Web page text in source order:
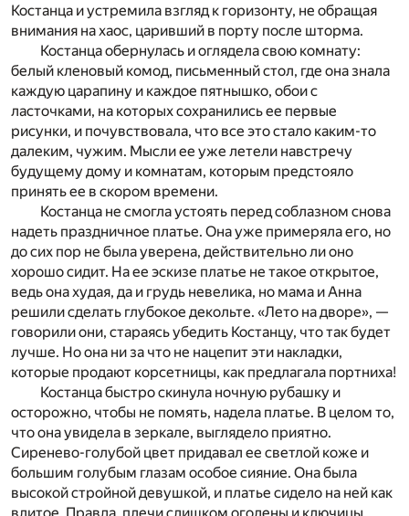
Костанца и устремила взгляд к горизонту, не обращая
внимания на хаос, царивший в порту после шторма.
Костанца обернулась и оглядела свою комнату:
белый кленовый комод, письменный стол, где она знала
каждую царапину и каждое пятнышко, обои с
ласточками, на которых сохранились ее первые
рисунки, и почувствовала, что все это стало каким-то
далеким, чужим. Мысли ее уже летели навстречу
будущему дому и комнатам, которым предстояло
принять ее в скором времени.
Костанца не смогла устоять перед соблазном снова
надеть праздничное платье. Она уже примеряла его, но
до сих пор не была уверена, действительно ли оно
хорошо сидит. На ее эскизе платье не такое открытое,
ведь она худая, да и грудь невелика, но мама и Анна
решили сделать глубокое декольте. «Лето на дворе», —
говорили они, стараясь убедить Костанцу, что так будет
лучше. Но она ни за что не нацепит эти накладки,
которые продают корсетницы, как предлагала портниха!
Костанца быстро скинула ночную рубашку и
осторожно, чтобы не помять, надела платье. В целом то,
что она увидела в зеркале, выглядело приятно.
Сиренево-голубой цвет придавал ее светлой коже и
большим голубым глазам особое сияние. Она была
высокой стройной девушкой, и платье сидело на ней как